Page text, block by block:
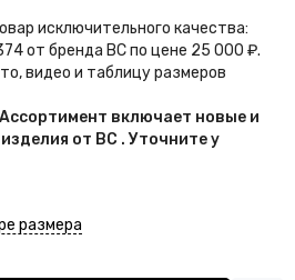
исключительного качества:
от бренда BC по цене 25 000 ₽.
видео и таблицу размеров
включает новые и
от BC . Уточните у
размера